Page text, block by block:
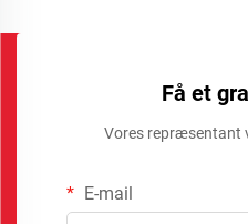
Få et
Vores repræsentant
E-mail